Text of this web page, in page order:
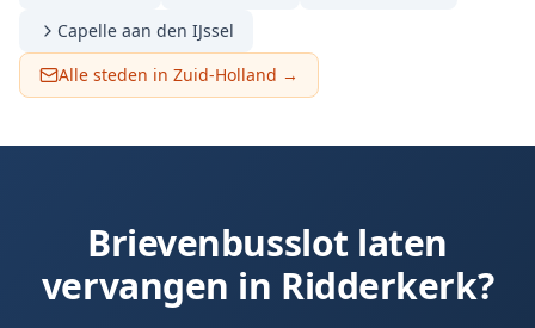
Capelle aan den IJssel
Alle steden in Zuid-Holland →
Brievenbusslot laten
vervangen in Ridderkerk?